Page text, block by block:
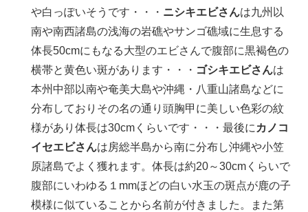
や白っぽいそうです・・・ ニシキエビさんは九州以
南や南西諸島の浅海の岩礁やサンゴ礁域に生息する
体長50cmにもなる大型のエビさんで腹部に黒褐色の
横帯と黄色い斑があります・・・ ゴシキエビさんは
本州中部以南や奄美大島や沖縄・八重山諸島などに
分布しておりその名の通り頭胸甲に美しい色彩の紋
様があり体長は30cmくらいです・・・最後に カノコ
イセエビさんは房総半島から南に分布し沖縄や小笠
原諸島でよく獲れます。体長は約20～30cmくらいで
腹部にいわゆる１mmほどの白い水玉の斑点が鹿の子
模様に似ていることから名前が付きました。また第